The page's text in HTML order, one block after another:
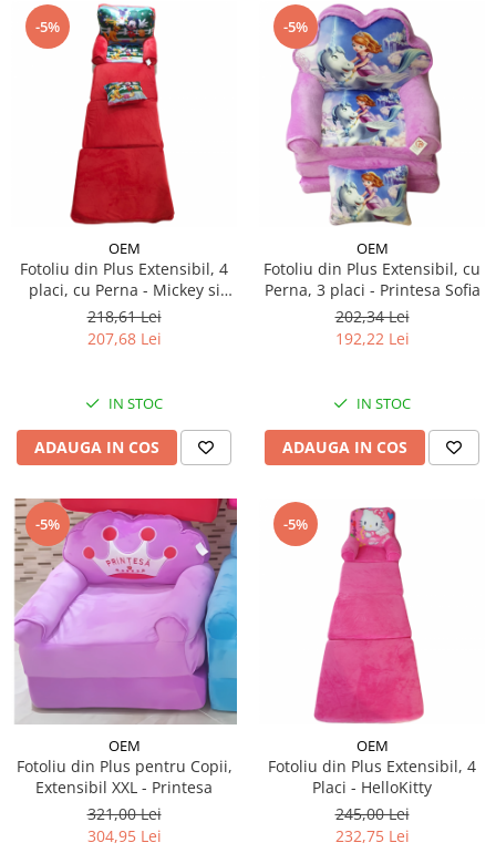
-5%
OEM
Fotoliu din Plus Extensibil, 4
placi, cu Perna - Mickey si
Prietenii
218,61 Lei
207,68 Lei
IN STOC
ADAUGA IN COS
-5%
OEM
Fotoliu din Plus Extensibil, cu
Perna, 3 placi - Printesa Sofia
202,34 Lei
192,22 Lei
IN STOC
ADAUGA IN COS
-5%
OEM
Fotoliu din Plus pentru Copii,
Extensibil XXL - Printesa
321,00 Lei
304,95 Lei
-5%
OEM
Fotoliu din Plus Extensibil, 4
Placi - HelloKitty
245,00 Lei
232,75 Lei